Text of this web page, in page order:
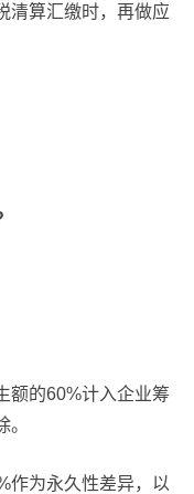
清算汇缴时，再做应
额的60%计入企业筹
作为永久性差异，以